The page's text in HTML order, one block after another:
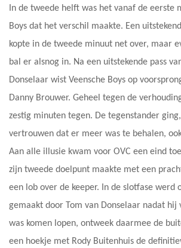
In de tweede helft was het vanaf de eerste
Boys dat het verschil maakte. Een
kopte in de tweede minuut net over, maar
bal er alsnog in. Na een uitstekende pass
Donselaar wist Veensche Boys op
Danny Brouwer. Geheel tegen de
zestig minuten tegen. De tegenstander
vertrouwen dat er meer was te behalen,
Aan alle illusie kwam voor OVC een eind
zijn tweede doelpunt maakte met een
een lob over de keeper. In de slotfase werd
gemaakt door Tom van Donselaar nadat hij
was komen lopen, ontweek daarmee de
een hoekje met Rody Buitenhuis de